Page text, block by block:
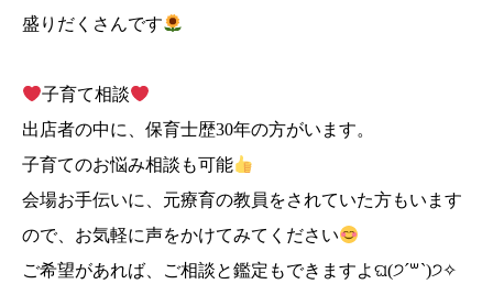
盛りだくさんです
子育て相談
出店者の中に、保育士歴30年の方がいます。
子育てのお悩み相談も可能
会場お手伝いに、元療育の教員をされていた方もいます
ので、お気軽に声をかけてみてください
ご希望があれば、ご相談と鑑定もできますよଘ(੭ˊ꒳​ˋ)੭✧